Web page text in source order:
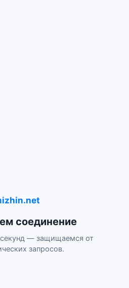
соединение
— защищаемся от
запросов.